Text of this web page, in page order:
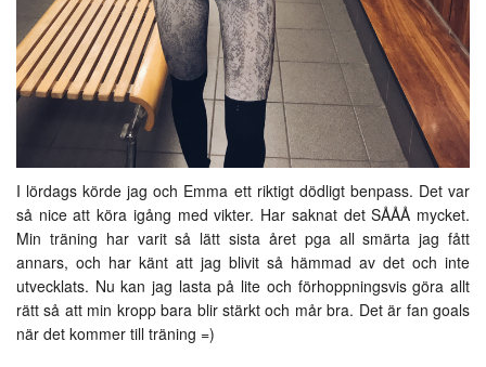
I lördags körde jag och Emma ett riktigt dödligt benpass. Det var
så nice att köra igång med vikter. Har saknat det SÅÅÅ mycket.
Min träning har varit så lätt sista året pga all smärta jag fått
annars, och har känt att jag blivit så hämmad av det och inte
utvecklats. Nu kan jag lasta på lite och förhoppningsvis göra allt
rätt så att min kropp bara blir stärkt och mår bra. Det är fan goals
när det kommer till träning =)